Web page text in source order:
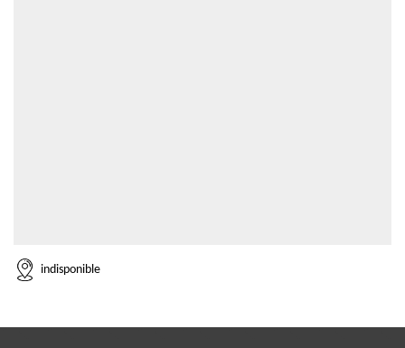
indisponible